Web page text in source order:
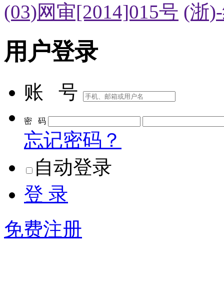
(03)网审[2014]015号 (浙
用户登录
账 号
密 码
忘记密码？
自动登录
登 录
免费注册